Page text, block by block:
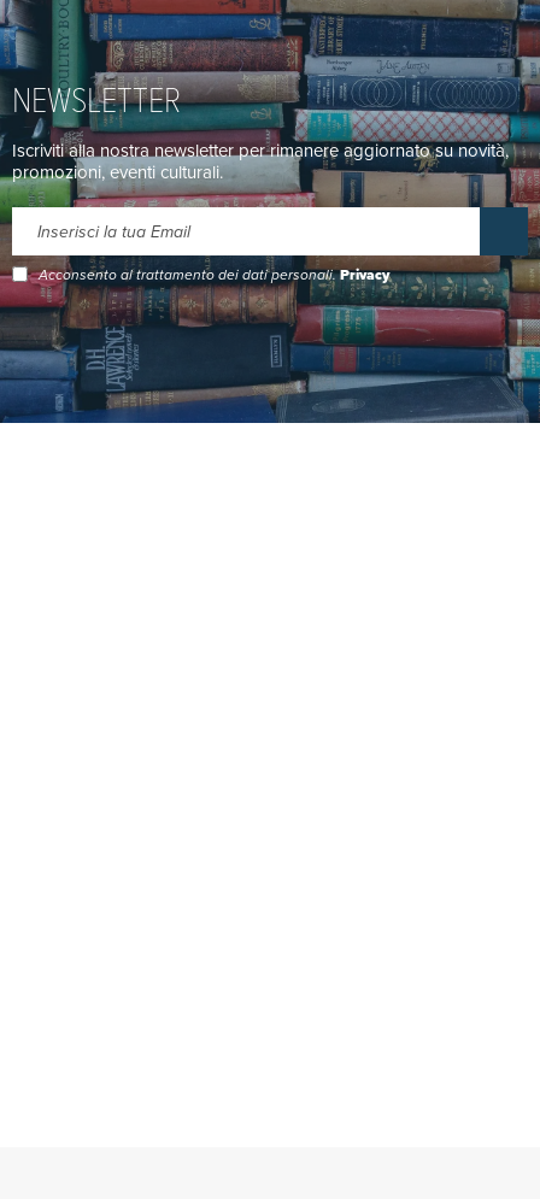
NEWSLETTER
Iscriviti alla nostra newsletter per rimanere aggiornato su novità,
promozioni, eventi culturali.
Acconsento al trattamento dei dati personali.Privacy